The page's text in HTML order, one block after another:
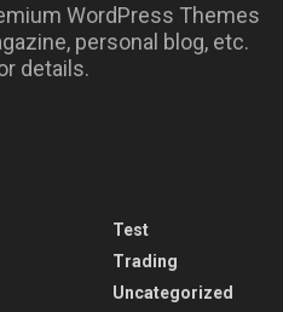
WordPress Themes
personal blog, etc.
details.
Test
Trading
Uncategorized